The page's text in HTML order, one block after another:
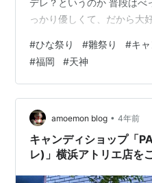
デレ？というのか 普段はべ
っかり優しくて、だから大
ド ソファ アイアン フレー
ルベッド ソファーベッド パ
白 ホワイト ブラック 黒 ピ
韓国 インテリア 北欧 部屋
（税込、送料無料)…
#ひな祭り #雛祭り #キ
#福岡 #天神
amoemon blog • 4年前
キャンディショップ「
レ)」横浜アトリエ店を